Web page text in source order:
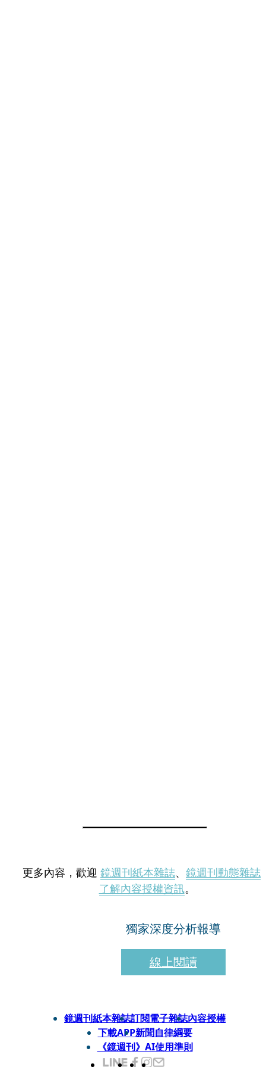
更多內容，歡迎 鏡週刊紙本雜誌、 鏡週刊動態雜誌
了解內容授權資訊。
獨家深度分析報導
線上閱讀
鏡週刊紙本雜誌訂閱電子雜誌內容授權
下載APP新聞自律綱要
《鏡週刊》AI使用準則